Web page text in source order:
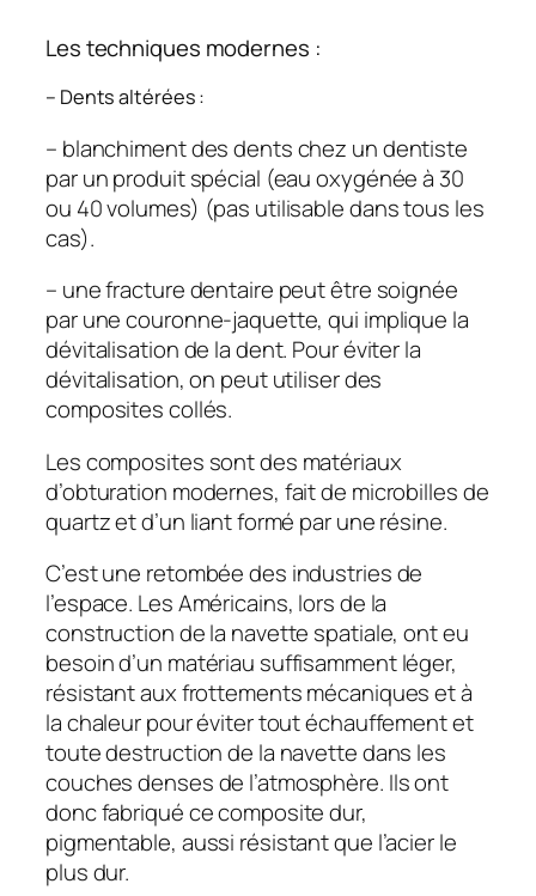
Les techniques modernes :
– Dents altérées :
– blanchiment des dents chez un dentiste
par un produit spécial (eau oxygénée à 30
ou 40 volumes) (pas utilisable dans tous les
cas).
– une fracture dentaire peut être soignée
par une couronne-jaquette, qui implique la
dévitalisation de la dent. Pour éviter la
dévitalisation, on peut utiliser des
composites collés.
Les composites sont des matériaux
d’obturation modernes, fait de microbilles de
quartz et d’un liant formé par une résine.
C’est une retombée des industries de
l’espace. Les Américains, lors de la
construction de la navette spatiale, ont eu
besoin d’un matériau suffisamment léger,
résistant aux frottements mécaniques et à
la chaleur pour éviter tout échauffement et
toute destruction de la navette dans les
couches denses de l’atmosphère. Ils ont
donc fabriqué ce composite dur,
pigmentable, aussi résistant que l’acier le
plus dur.